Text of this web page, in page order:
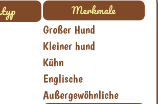
Merkmale
Großer Hund
Kleiner hund
Kühn
Englische
Außergewöhnliche